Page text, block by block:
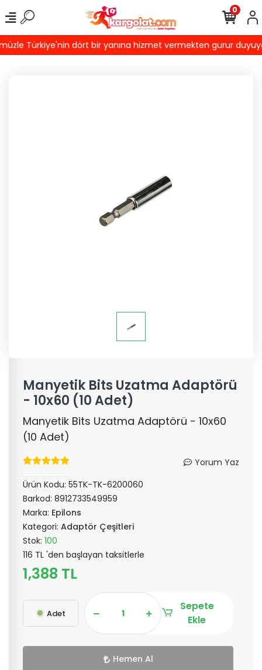
Türkiye'nin dört bir yanına hizmet vermekten gurur
0
Manyetik Bits Uzatma Adaptörü
- 10x60 (10 Adet)
Manyetik Bits Uzatma Adaptörü - 10x60
(10 Adet)
Yorum Yaz
Ürün Kodu: 55TK-TK-6200060
Barkod: 8912733549959
Marka: Epilons
Kategori: Adaptör Çeşitleri
Stok: 100
116 TL 'den başlayan taksitlerle
1,388 TL
Adet
Sepete
Ekle
Hemen Al